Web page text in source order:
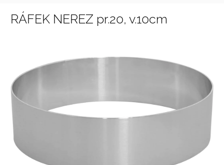
RÁFEK NEREZ pr.20, v.10cm